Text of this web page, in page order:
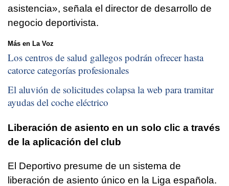
asistencia», señala el director de desarrollo de
negocio deportivista.
Más en La Voz
Los centros de salud gallegos podrán ofrecer hasta
catorce categorías profesionales
El aluvión de solicitudes colapsa la web para tramitar
ayudas del coche eléctrico
Liberación de asiento en un solo clic a través
de la aplicación del club
El Deportivo presume de un sistema de
liberación de asiento único en la Liga española.